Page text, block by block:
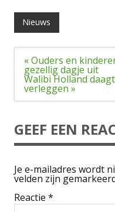
Nieuws
Bericht
navigatie
« Ouders en
gezellig dagje uit
Walibi Holland
verleggen »
GEEF EEN
Je e-mailadres wordt
velden zijn
Reactie *